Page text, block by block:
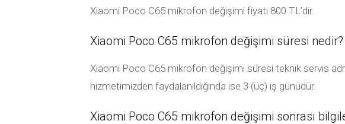
Xiaomi Poco C65 mikrofon değişimi fiyatı 800 TL’dir.
Xiaomi Poco C65 mikrofon değişimi süresi nedir?
Xiaomi Poco C65 mikrofon değişimi süresi teknik servis
hizmetimizden faydalanıldığında ise 3 (üç) iş günüdür.
Xiaomi Poco C65 mikrofon değişimi sonrası